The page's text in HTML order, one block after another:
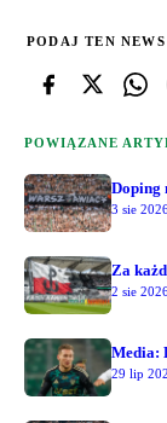
PODAJ TEN
POWIĄZANE
Doping
3 sie
Za
2 sie
Media:
29 lip